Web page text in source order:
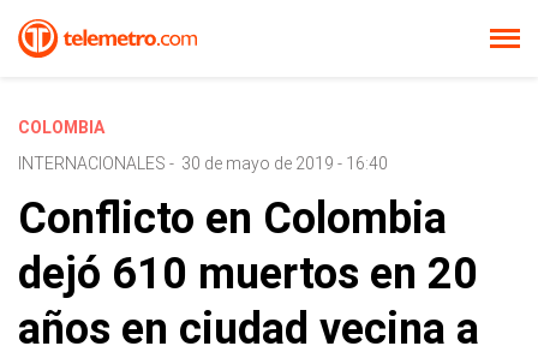
COLOMBIA
INTERNACIONALES - 30 de mayo de 2019 - 16:40
Conflicto en Colombia
dejó 610 muertos en 20
años en ciudad vecina a